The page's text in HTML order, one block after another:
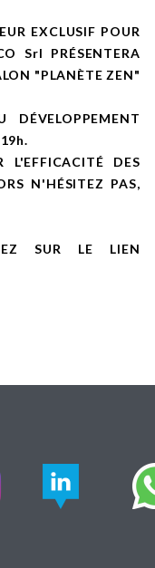
EXCLUSIF POUR
Srl PRÉSENTERA
"PLANÈTE ZEN"
L'EFFICACITÉ DES
N'HÉSITEZ PAS,
SUR LE LIEN